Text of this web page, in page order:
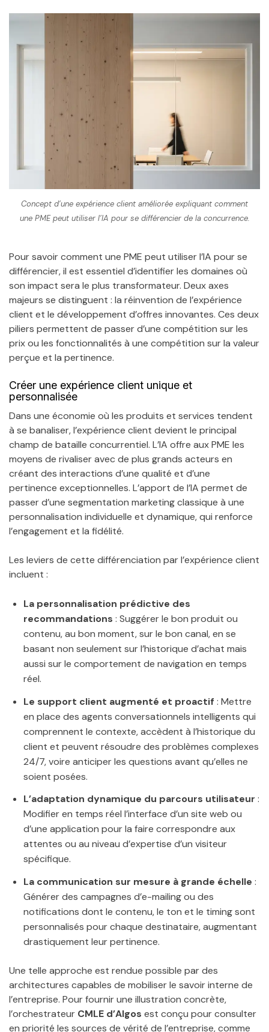
Concept d’une expérience client améliorée expliquant comment
une PME peut utiliser l’IA pour se différencier de la concurrence.
Pour savoir comment une PME peut utiliser l’IA pour se
différencier, il est essentiel d’identifier les domaines où
son impact sera le plus transformateur. Deux axes
majeurs se distinguent : la réinvention de l’expérience
client et le développement d’offres innovantes. Ces deux
piliers permettent de passer d’une compétition sur les
prix ou les fonctionnalités à une compétition sur la valeur
perçue et la pertinence.
Créer une expérience client unique et
personnalisée
Dans une économie où les produits et services tendent
à se banaliser, l’expérience client devient le principal
champ de bataille concurrentiel. L’IA offre aux PME les
moyens de rivaliser avec de plus grands acteurs en
créant des interactions d’une qualité et d’une
pertinence exceptionnelles. L’apport de l’IA permet de
passer d’une segmentation marketing classique à une
personnalisation individuelle et dynamique, qui renforce
l’engagement et la fidélité.
Les leviers de cette différenciation par l’expérience client
incluent :
La personnalisation prédictive des
recommandations : Suggérer le bon produit ou
contenu, au bon moment, sur le bon canal, en se
basant non seulement sur l’historique d’achat mais
aussi sur le comportement de navigation en temps
réel.
Le support client augmenté et proactif : Mettre
en place des agents conversationnels intelligents qui
comprennent le contexte, accèdent à l’historique du
client et peuvent résoudre des problèmes complexes
24/7, voire anticiper les questions avant qu’elles ne
soient posées.
L’adaptation dynamique du parcours utilisateur :
Modifier en temps réel l’interface d’un site web ou
d’une application pour la faire correspondre aux
attentes ou au niveau d’expertise d’un visiteur
spécifique.
La communication sur mesure à grande échelle :
Générer des campagnes d’e-mailing ou des
notifications dont le contenu, le ton et le timing sont
personnalisés pour chaque destinataire, augmentant
drastiquement leur pertinence.
Une telle approche est rendue possible par des
architectures capables de mobiliser le savoir interne de
l’entreprise. Pour fournir une illustration concrète,
l’orchestrateur CMLE d’Algos est conçu pour consulter
en priorité les sources de vérité de l’entreprise, comme